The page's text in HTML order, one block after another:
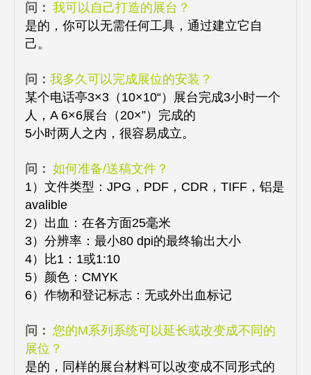
问： 我可以自己打造的展台？
是的，你可以无需任何工具，通过建立它自
己。
问： 我多久可以完成展位的安装？
某个电话亭3×3（10×10“）展台完成3小时一个
人，A 6×6展台（20×”）完成的
5小时两人之内，很容易成立。
问： 如何准备/送稿文件？
1）文件类型：JPG，PDF，CDR，TIFF，铝是
avalible
2）出血：在各方面25毫米
3）分辨率：最小80 dpi的最终输出大小
4）比1：1或1:10
5）颜色：CMYK
6）作物和登记标志：无或外出血标记
问： 您的M系列系统可以延长或改变成不同的
展位？
是的，同样的展台材料可以改变成不同形式的